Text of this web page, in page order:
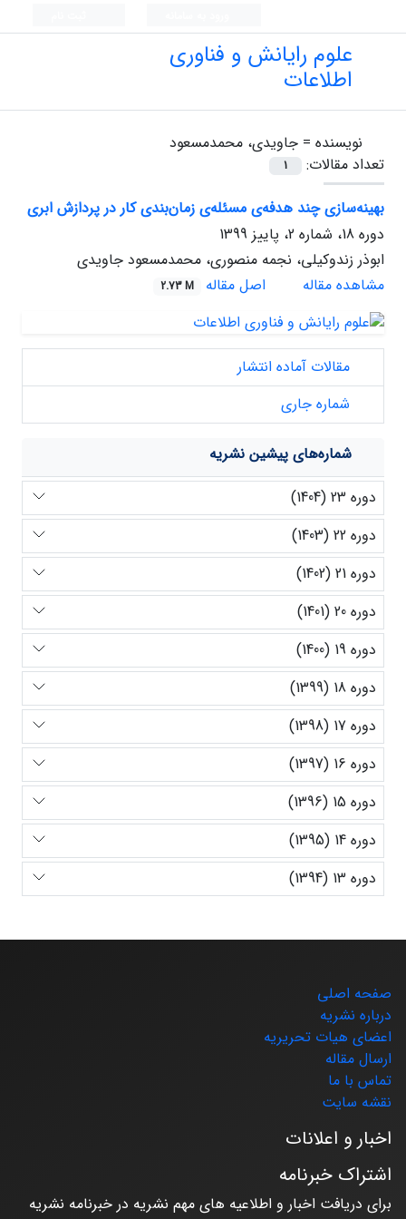
علوم رایانش و فناوری
اطلاعات
نویسنده = جاویدی، محمد‌مسعود
تعداد مقالات:
1
بهینه‌سازی چند هدفه‌ی مسئله‌ی زمان‌بندی کار در پردازش ابری
دوره 18، شماره 2، پاییز 1399
ابوذر زندوکیلی، نجمه منصوری، محمد‌مسعود جاویدی
مشاهده مقاله
اصل مقاله 2.73 M
مقالات آماده انتشار
شماره جاری
شماره‌های پیشین نشریه
دوره 23 (1404)
دوره 22 (1403)
دوره 21 (1402)
دوره 20 (1401)
دوره 19 (1400)
دوره 18 (1399)
دوره 17 (1398)
دوره 16 (1397)
دوره 15 (1396)
دوره 14 (1395)
دوره 13 (1394)
صفحه اصلی
درباره نشریه
اعضای هیات تحریریه
ارسال مقاله
تماس با ما
نقشه سایت
اخبار و اعلانات
اشتراک خبرنامه
برای دریافت اخبار و اطلاعیه های مهم نشریه در خبرنامه نشریه